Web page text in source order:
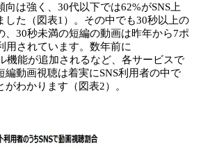
向は強く、30代以下では62%がSNS上
した（図表1）。その中でも30秒以上の
、30秒未満の短編の動画は昨年から7ポ
用されています。数年前に
機能が追加されるなど、各サービスで
編動画視聴は着実にSNS利用者の中で
わかります（図表2）。